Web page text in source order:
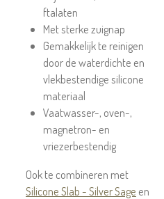
ftalaten
Met sterke zuignap
Gemakkelijk te reinigen
door de waterdichte en
vlekbestendige silicone
materiaal
Vaatwasser-, oven-,
magnetron- en
vriezerbestendig
Ook te combineren met
Silicone Slab - Silver Sage en